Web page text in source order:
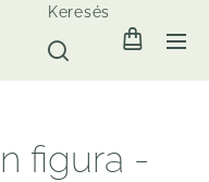
Keresés
figura -